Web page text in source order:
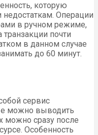
которую
Операции
в ручном режиме,
почти
в данном случае
до 60 минут.
сервис
можно выводить
можно сразу после
Особенность